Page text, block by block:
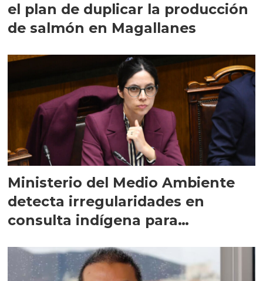
el plan de duplicar la producción
de salmón en Magallanes
Ministerio del Medio Ambiente
detecta irregularidades en
consulta indígena para